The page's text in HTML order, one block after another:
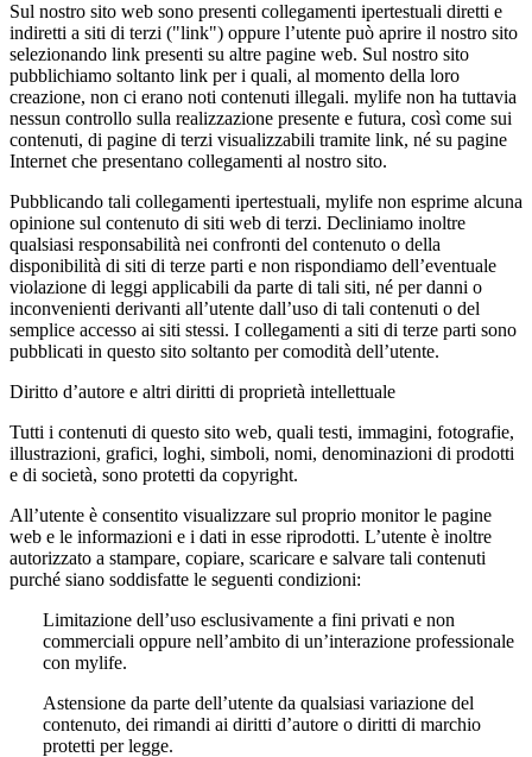
Sul nostro sito web sono presenti collegamenti ipertestuali diretti e
indiretti a siti di terzi ("link") oppure l’utente può aprire il nostro sito
selezionando link presenti su altre pagine web. Sul nostro sito
pubblichiamo soltanto link per i quali, al momento della loro
creazione, non ci erano noti contenuti illegali. mylife non ha tuttavia
nessun controllo sulla realizzazione presente e futura, così come sui
contenuti, di pagine di terzi visualizzabili tramite link, né su pagine
Internet che presentano collegamenti al nostro sito.
Pubblicando tali collegamenti ipertestuali, mylife non esprime alcuna
opinione sul contenuto di siti web di terzi. Decliniamo inoltre
qualsiasi responsabilità nei confronti del contenuto o della
disponibilità di siti di terze parti e non rispondiamo dell’eventuale
violazione di leggi applicabili da parte di tali siti, né per danni o
inconvenienti derivanti all’utente dall’uso di tali contenuti o del
semplice accesso ai siti stessi. I collegamenti a siti di terze parti sono
pubblicati in questo sito soltanto per comodità dell’utente.
Diritto d’autore e altri diritti di proprietà intellettuale
Tutti i contenuti di questo sito web, quali testi, immagini, fotografie,
illustrazioni, grafici, loghi, simboli, nomi, denominazioni di prodotti
e di società, sono protetti da copyright.
All’utente è consentito visualizzare sul proprio monitor le pagine
web e le informazioni e i dati in esse riprodotti. L’utente è inoltre
autorizzato a stampare, copiare, scaricare e salvare tali contenuti
purché siano soddisfatte le seguenti condizioni:
Limitazione dell’uso esclusivamente a fini privati e non
commerciali oppure nell’ambito di un’interazione professionale
con mylife.
Astensione da parte dell’utente da qualsiasi variazione del
contenuto, dei rimandi ai diritti d’autore o diritti di marchio
protetti per legge.